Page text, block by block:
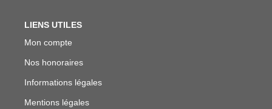
LIENS UTILES
Mon compte
Nos honoraires
Informations légales
Mentions légales